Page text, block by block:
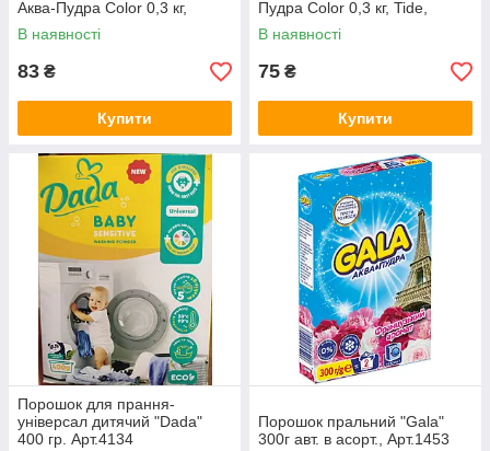
Аква-Пудра Color 0,3 кг,
Henkel, Арт.54842
В наявності
83 ₴
Купити
Пудра Color 0,3 кг, Tide,
Арт.54843
В наявності
75 ₴
Купити
Порошок для прання-
універсал дитячий "Dada"
400 гр. Арт.4134
Порошок пральний "Gala"
300г авт. в асорт., Арт.1453